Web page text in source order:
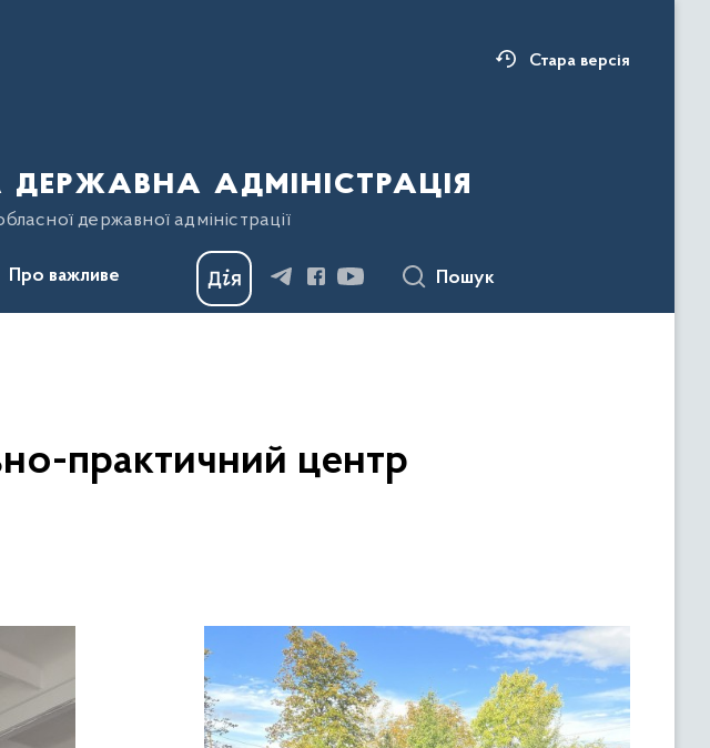
Стара версія
адміністрація
державної адміністрації
Про важливе Пошук
практичний центр